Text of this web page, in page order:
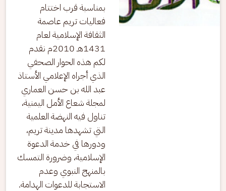
بمناسبة قرب اختتام
فعاليات تريم عاصمة
الثقافة الإسلامية لعام
1431هـ 2010م نقدم
لكم هذه الحوار الصحفي
الذي أجراه الإعلامي الأستاذ
عبد الله بن حسن العماري
لمجلة شعاع الأمل اليمنية،
تناول فيه النهضة العلمية
التي تشهدها مدينة تريم،
ودورها في خدمة الدعوة
الإسلامية، وضرورة التمسك
بالمنهج النبوي وعدم
الاستجابة للدعوات الهدامة.